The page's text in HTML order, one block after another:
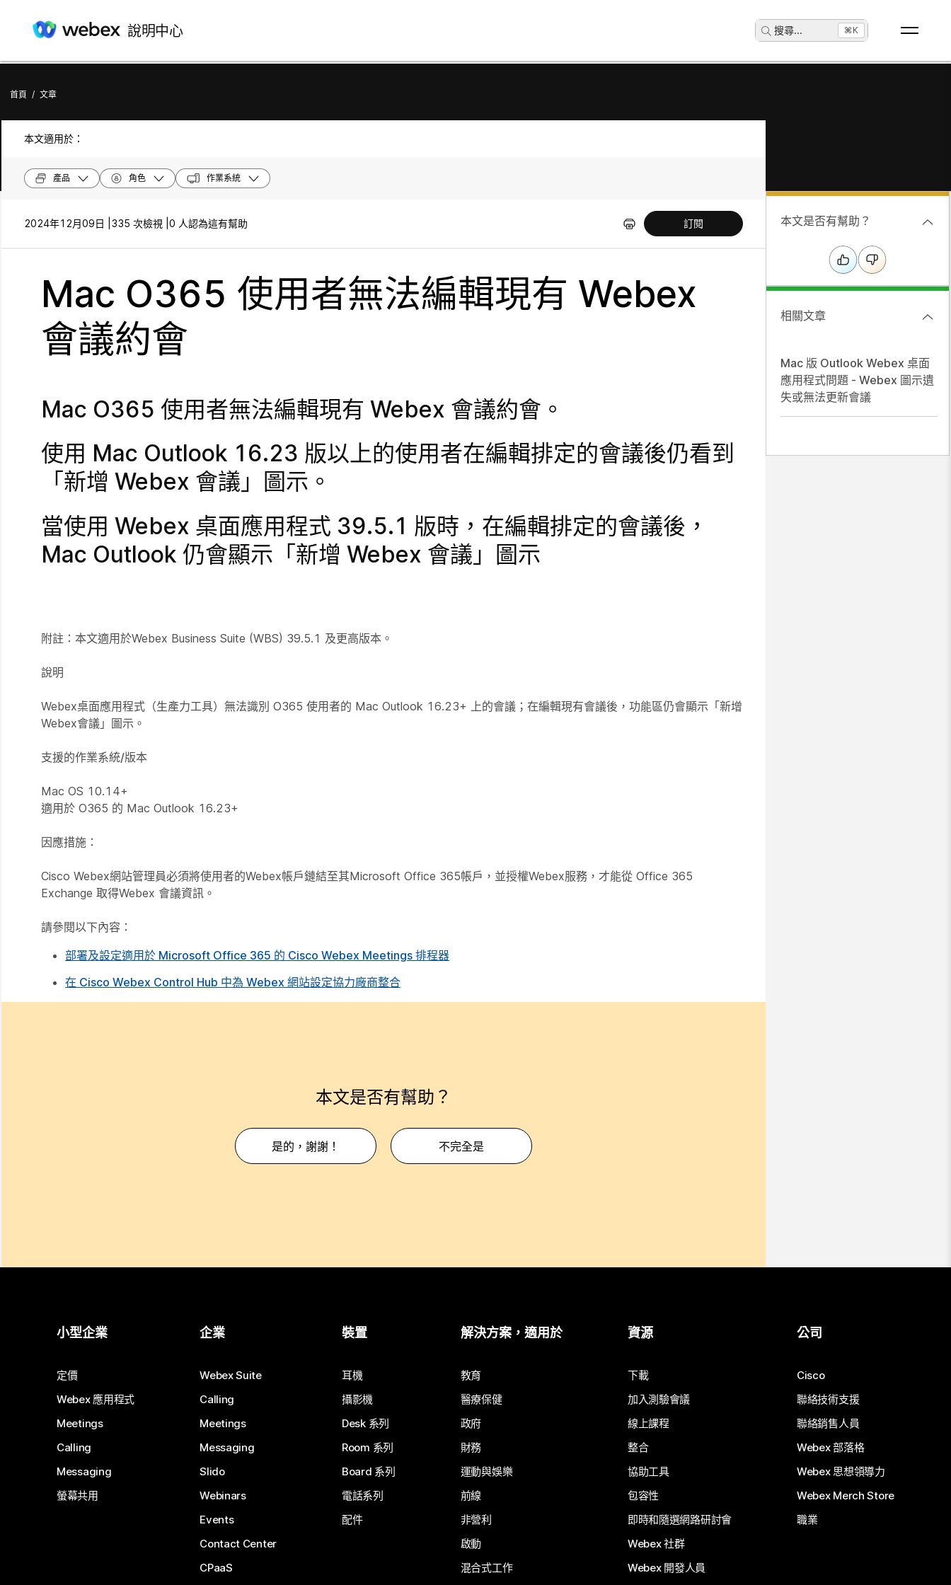
說明中心 搜尋... ⌘K
首頁 / 文章
本文適用於：
產品 角色 作業系統
2024年12月09日 | 335 次檢視 | 0 人認為這有幫助 訂閱
Mac O365 使用者無法編輯現有 Webex
會議約會
Mac O365 使用者無法編輯現有 Webex 會議約會。
使用 Mac Outlook 16.23 版以上的使用者在編輯排定的會議後仍看到
「新增 Webex 會議」圖示。
當使用 Webex 桌面應用程式 39.5.1 版時，在編輯排定的會議後，
Mac Outlook 仍會顯示「新增 Webex 會議」圖示
附註： 本文適用於Webex Business Suite (WBS) 39.5.1 及更高版本。
說明
Webex桌面應用程式（生產力工具）無法識別 O365 使用者的 Mac Outlook 16.23+ 上的會議；在編輯現有會議後，功能區仍會顯示「新增
Webex會議」圖示。
支援的作業系統/版本
Mac OS 10.14+
適用於 O365 的 Mac Outlook 16.23+
因應措施：
Cisco Webex網站管理員必須將使用者的Webex帳戶鏈結至其Microsoft Office 365帳戶，並授權Webex服務，才能從 Office 365
Exchange 取得Webex 會議資訊。
請參閱以下內容：
部署及設定適用於 Microsoft Office 365 的 Cisco Webex Meetings 排程器
在 Cisco Webex Control Hub 中為 Webex 網站設定協力廠商整合
本文是否有幫助？
是的，謝謝！ 不完全是
本文是否有幫助？
相關文章
Mac 版 Outlook Webex 桌面
應用程式問題 - Webex 圖示遺
失或無法更新會議
小型企業
定價
Webex 應用程式
Meetings
Calling
Messaging
螢幕共用
企業
Webex Suite
Calling
Meetings
Messaging
Slido
Webinars
Events
Contact Center
CPaaS
裝置
耳機
攝影機
Desk 系列
Room 系列
Board 系列
電話系列
配件
解決方案，適用於
教育
醫療保健
政府
財務
運動與娛樂
前線
非營利
啟動
混合式工作
資源
下載
加入測驗會議
線上課程
整合
協助工具
包容性
即時和隨選網路研討會
Webex 社群
Webex 開發人員
公司
Cisco
聯絡技術支援
聯絡銷售人員
Webex 部落格
Webex 思想領導力
Webex Merch Store
職業